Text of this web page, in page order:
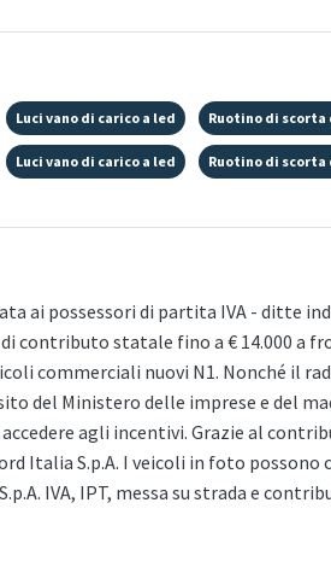
Luci vano di carico a led Ruotino di scorta
Luci vano di carico a led Ruotino di scorta
ai possessori di partita IVA - ditte
contributo statale fino a € 14.000 a
commerciali nuovi N1. Nonché il
del Ministero delle imprese e del
agli incentivi. Grazie al
Italia S.p.A. I veicoli in foto possono
IVA, IPT, messa su strada e